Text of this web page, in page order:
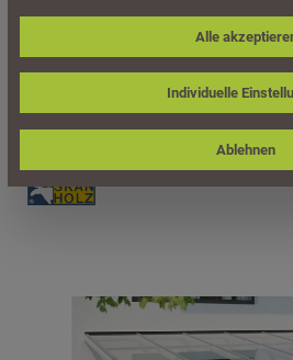
Skan Holz Aluminium-
Terrassenüberdachung
357 cm, weiß,
Glas
Bildergalerie überspringen
Individuelle
Ablehnen
Alle